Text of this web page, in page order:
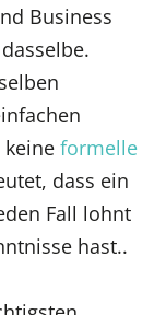
Business
formelle
dass ein
Fall lohnt
hast..